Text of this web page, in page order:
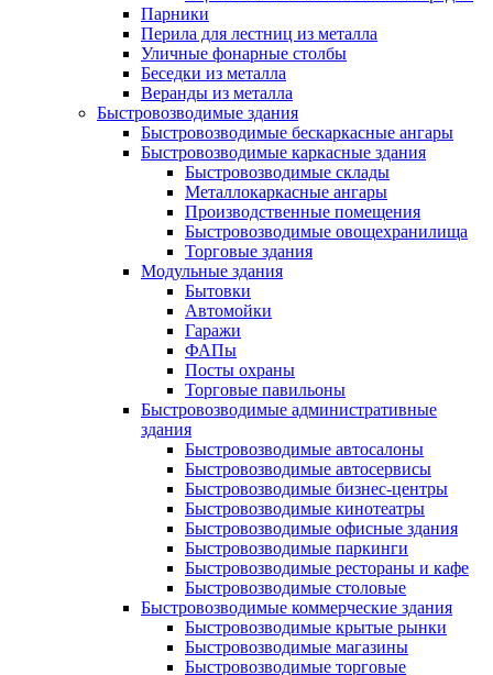
Парники
Перила для лестниц из металла
Уличные фонарные столбы
Беседки из металла
Веранды из металла
Быстровозводимые здания
Быстровозводимые бескаркасные ангары
Быстровозводимые каркасные здания
Быстровозводимые склады
Металлокаркасные ангары
Производственные помещения
Быстровозводимые овощехранилища
Торговые здания
Модульные здания
Бытовки
Автомойки
Гаражи
ФАПы
Посты охраны
Торговые павильоны
Быстровозводимые административные
здания
Быстровозводимые автосалоны
Быстровозводимые автосервисы
Быстровозводимые бизнес-центры
Быстровозводимые кинотеатры
Быстровозводимые офисные здания
Быстровозводимые паркинги
Быстровозводимые рестораны и кафе
Быстровозводимые столовые
Быстровозводимые коммерческие здания
Быстровозводимые крытые рынки
Быстровозводимые магазины
Быстровозводимые торговые